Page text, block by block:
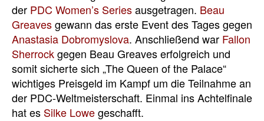
der PDC Women’s Seriesausgetragen. Beau
Greavesgewann das erste Event des Tages gegen
Anastasia Dobromyslova. Anschließend war Fallon
Sherrockgegen Beau Greaves erfolgreich und
somit sicherte sich „The Queen of the Palace“
wichtiges Preisgeld im Kampf um die Teilnahme an
der PDC-Weltmeisterschaft. Einmal ins Achtelfinale
hat es Silke Lowegeschafft.